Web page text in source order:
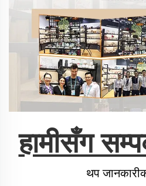
हामीसँग
थप